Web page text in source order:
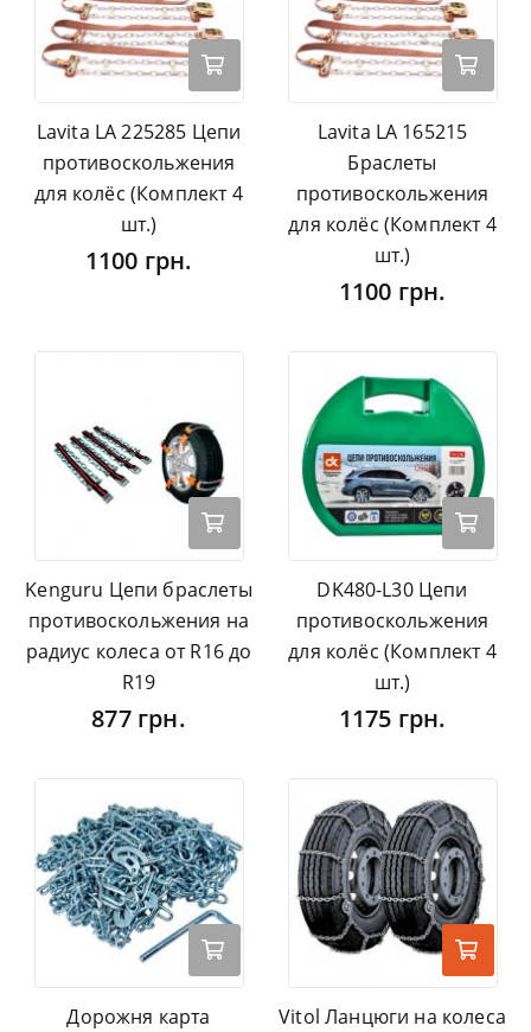
Lavita LA 225285 Цепи
противоскольжения
для колёс (Комплект 4
шт.)
1100 грн.
Lavita LA 165215
Браслеты
противоскольжения
для колёс (Комплект 4
шт.)
1100 грн.
Kenguru Цепи браслеты
противоскольжения на
радиус колеса от R16 до
R19
877 грн.
DK480-L30 Цепи
противоскольжения
для колёс (Комплект 4
шт.)
1175 грн.
Дорожня карта
Vitol Ланцюги на колеса